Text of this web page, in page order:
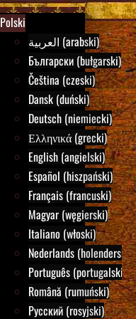
Polski
العربية (arabski)
Български (bułgarski)
Čeština (czeski)
Dansk (duński)
Deutsch (niemiecki)
Ελληνικά (grecki)
English (angielski)
Español (hiszpański)
Français (francuski)
Magyar (węgierski)
Italiano (włoski)
Nederlands (holenderski)
Português (portugalski)
Română (rumuński)
Русский (rosyjski)